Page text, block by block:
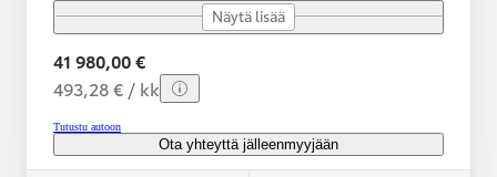
Näytä lisää
41 980,00 €
493,28 € / kk
Tutustu autoon
Ota yhteyttä jälleenmyyjään